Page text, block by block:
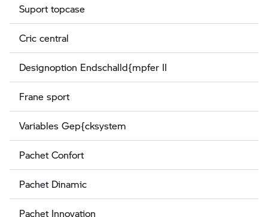
Suport topcase
Cric central
Designoption Endschalld{mpfer II
Frane sport
Variables Gep{cksystem
Pachet Confort
Pachet Dinamic
Pachet Innovation